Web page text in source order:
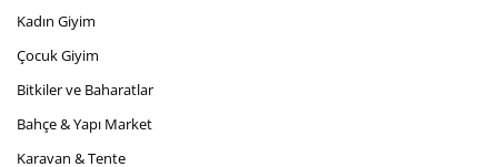
Kadın Giyim
Çocuk Giyim
Bitkiler ve Baharatlar
Bahçe & Yapı Market
Karavan & Tente